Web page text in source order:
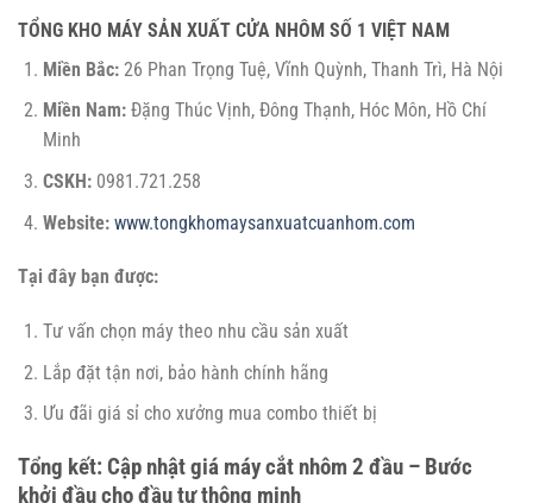
TỔNG KHO MÁY SẢN XUẤT CỬA NHÔM SỐ 1 VIỆT NAM
Miền Bắc:26 Phan Trọng Tuệ, Vĩnh Quỳnh, Thanh Trì, Hà Nội
Miền Nam:Đặng Thúc Vịnh, Đông Thạnh, Hóc Môn, Hồ Chí
Minh
CSKH:0981.721.258
Website: www.tongkhomaysanxuatcuanhom.com
Tại đây bạn được:
Tư vấn chọn máy theo nhu cầu sản xuất
Lắp đặt tận nơi, bảo hành chính hãng
Ưu đãi giá sỉ cho xưởng mua combo thiết bị
Tổng kết: Cập nhật giá máy cắt nhôm 2 đầu – Bước
khởi đầu cho đầu tư thông minh